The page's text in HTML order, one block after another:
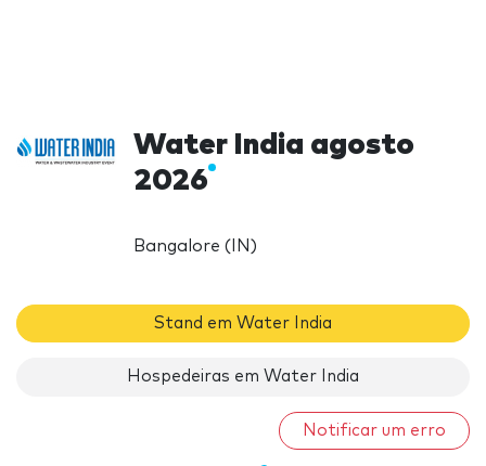
Water India agosto
2026
Bangalore (IN)
Stand em Water India
Hospedeiras em Water India
Notificar um erro